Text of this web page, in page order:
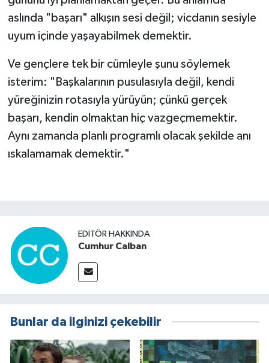
aslında "başarı" alkışın sesi değil; vicdanın sesiyle
uyum içinde yaşayabilmek demektir.
Ve gençlere tek bir cümleyle şunu söylemek
isterim: "Başkalarının pusulasıyla değil, kendi
yüreğinizin rotasıyla yürüyün; çünkü gerçek
başarı, kendin olmaktan hiç vazgeçmemektir.
Aynı zamanda planlı programlı olacak şekilde anı
ıskalamamak demektir."
EDITÖR HAKKINDA
Cumhur Calban
Bunlar da ilginizi çekebilir